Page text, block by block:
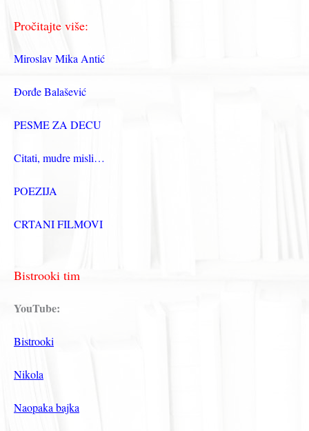
Pročitajte više:
Miroslav Mika Antić
Đorđe Balašević
PESME ZA DECU
Citati, mudre misli…
POEZIJA
CRTANI FILMOVI
Bistrooki tim
YouTube:
Bistrooki
Nikola
Naopaka bajka